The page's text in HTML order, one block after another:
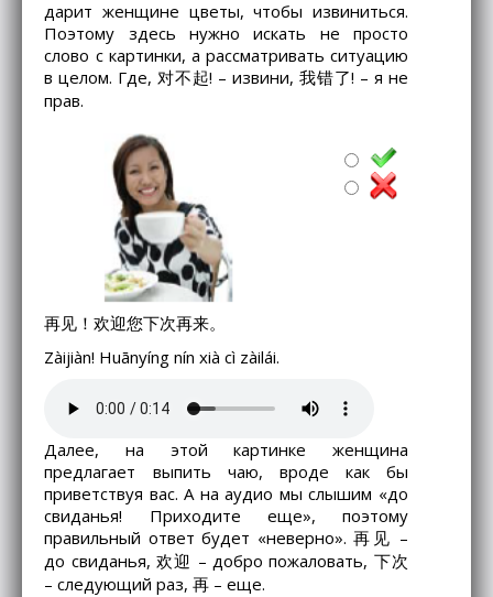
дарит женщине цветы, чтобы извиниться.
Поэтому здесь нужно искать не просто
слово с картинки, а рассматривать ситуацию
в целом. Где, 对不起! – извини, 我错了! – я не
прав.
再见！欢迎您下次再来。
Zàijiàn! Huānyíng nín xià cì zàilái.
Далее, на этой картинке женщина
предлагает выпить чаю, вроде как бы
приветствуя вас. А на аудио мы слышим «до
свиданья! Приходите еще», поэтому
правильный ответ будет «неверно». 再见 –
до свиданья, 欢迎 – добро пожаловать, 下次
– следующий раз, 再 – еще.